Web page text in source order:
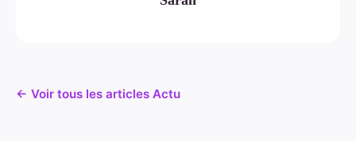
← Voir tous les articles Actu